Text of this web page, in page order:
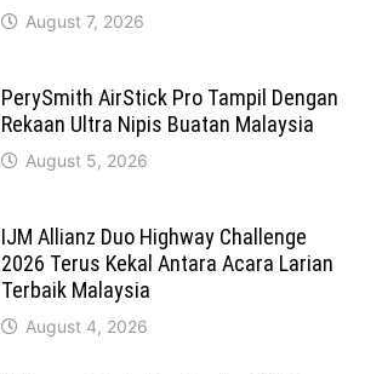
August 7, 2026
PerySmith AirStick Pro Tampil Dengan
Rekaan Ultra Nipis Buatan Malaysia
August 5, 2026
IJM Allianz Duo Highway Challenge
2026 Terus Kekal Antara Acara Larian
Terbaik Malaysia
August 4, 2026